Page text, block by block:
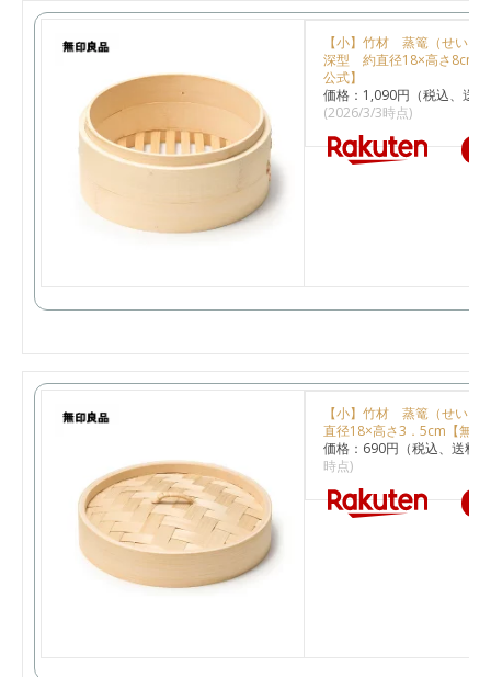
【小】竹材 蒸篭（せい
深型 約直径18×高さ8cm
公式】
価格：1,090円（税込、送料
(2026/3/3時点)
【小】竹材 蒸篭（せい
直径18×高さ3．5cm【無印
価格：690円（税込、送料
時点)